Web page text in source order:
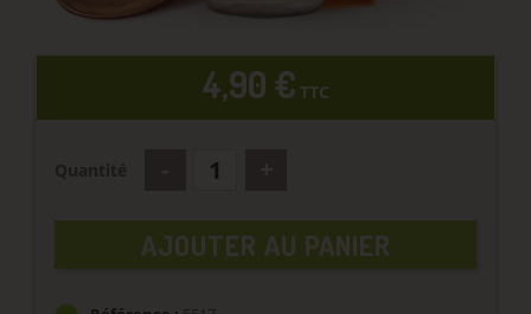
4,90 € TTC
AJOUTER AU PANIER